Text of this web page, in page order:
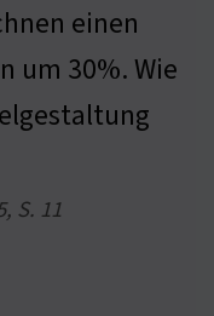
einen
um 30%. Wie
S. 11